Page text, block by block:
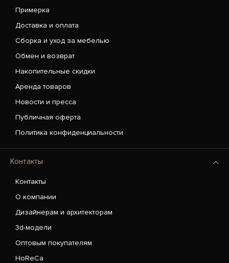
Примерка
Доставка и оплата
Сборка и уход за мебелью
Обмен и возврат
Накопительные скидки
Аренда товаров
Новости и пресса
Публичная оферта
Политика конфиденциальности
Контакты
Контакты
О компании
Дизайнерам и архитекторам
3d-модели
Оптовым покупателям
HoReCa